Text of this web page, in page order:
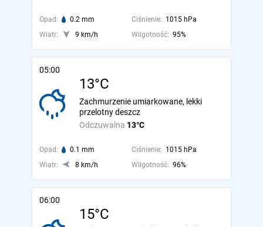
Opad: 0.2 mm Ciśnienie: 1015 hPa
Wiatr:
9 km/h Wilgotność: 95%
05:00
13°C
Odczuwalna 13°C
Zachmurzenie umiarkowane, lekki
przelotny deszcz
Opad: 0.1 mm Ciśnienie: 1015 hPa
Wiatr:
8 km/h Wilgotność: 96%
06:00
15°C